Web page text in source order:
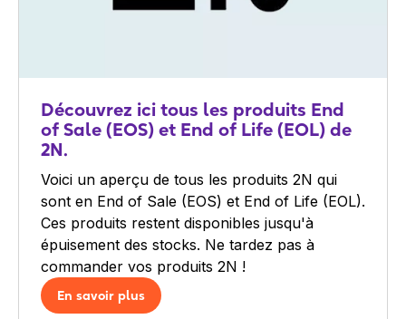
Découvrez ici tous les produits End
of Sale (EOS) et End of Life (EOL) de
2N.
Voici un aperçu de tous les produits 2N qui
sont en End of Sale (EOS) et End of Life (EOL).
Ces produits restent disponibles jusqu'à
épuisement des stocks. Ne tardez pas à
commander vos produits 2N !
En savoir plus